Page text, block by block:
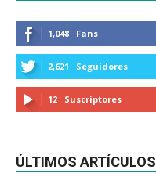
1,048 Fans
2,621 Seguidores
12 Suscriptores
ÚLTIMOS ARTÍCULOS